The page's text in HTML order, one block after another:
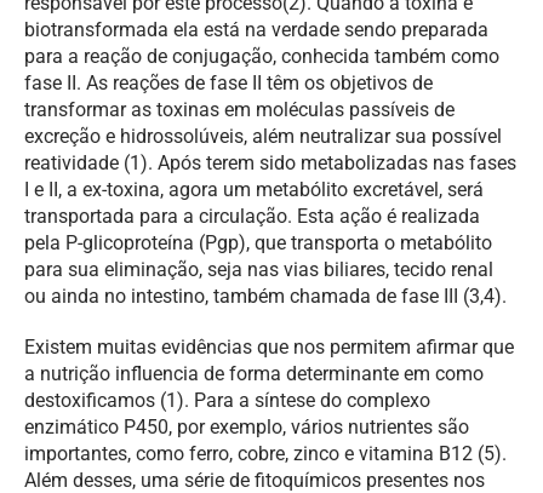
biotransformada ela está na verdade sendo preparada
para a reação de conjugação, conhecida também como
fase II. As reações de fase II têm os objetivos de
transformar as toxinas em moléculas passíveis de
excreção e hidrossolúveis, além neutralizar sua possível
reatividade (1). Após terem sido metabolizadas nas fases
I e II, a ex-toxina, agora um metabólito excretável, será
transportada para a circulação. Esta ação é realizada
pela P-glicoproteína (Pgp), que transporta o metabólito
para sua eliminação, seja nas vias biliares, tecido renal
ou ainda no intestino, também chamada de fase III (3,4).
Existem muitas evidências que nos permitem afirmar que
a nutrição influencia de forma determinante em como
destoxificamos (1). Para a síntese do complexo
enzimático P450, por exemplo, vários nutrientes são
importantes, como ferro, cobre, zinco e vitamina B12 (5).
Além desses, uma série de fitoquímicos presentes nos